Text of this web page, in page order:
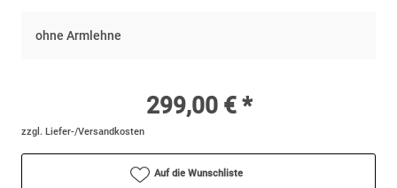
ohne Armlehne
299,00 € *
zzgl. Liefer-/Versandkosten
Auf die Wunschliste